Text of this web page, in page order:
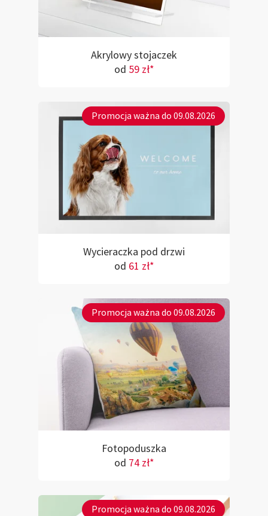
Akrylowy stojaczek
od 59 zł*
Promocja ważna do 09.08.2026
Wycieraczka pod drzwi
od 61 zł*
Promocja ważna do 09.08.2026
Fotopoduszka
od 74 zł*
Promocja ważna do 09.08.2026